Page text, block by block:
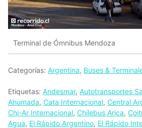
Terminal de Ómnibus Mendoza
Categorías: Argentina, Buses &
Etiquetas: Andesmar, Autotransportes
Ahumada, Cata Internacional, Central
Chi-Ar Internacional, Chilebus Arica,
Agua, El Rápido Argentino, El Rápido